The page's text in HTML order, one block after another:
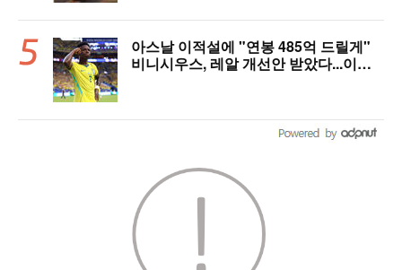
아스날 이적설에 "연봉 485억 드릴게"
비니시우스, 레알 개선안 받았다...이제